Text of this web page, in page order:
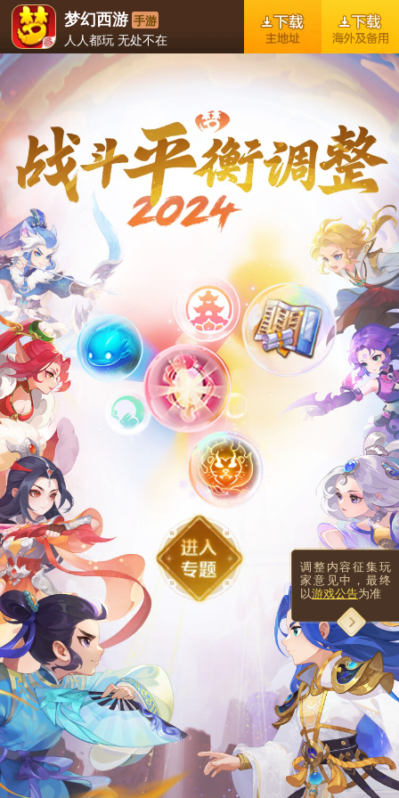
调整内容征集玩
家意见中，最终
以游戏公告为准
梦幻西游 手游
人人都玩 无处不在
门派调整 召唤灵调整 其他调整
封系 辅助系 物理系 法系
观心镜:
原效果：
封印敌方目标法术3回合。如果目标被封印后尝试使用
门派法术，会临时获得该门派法术
新效果：
封印敌方目标法术3回合。如果目标被封印后尝试使用
门派基础技能或经脉技能，会临时获得该技能。最多
同时获得2个技能
可获得经脉技能：光风霁月、五行之灵、波澜不惊、
洗其髓、返璞归真、舍身济世、无间狱、先祖庇佑、
和光同尘、上善若水、春秋钟
奇经八脉·聆心:
原镶嵌效果：
观心镜获得技能有15%概率立即释放一次，释放目标
如果是敌方单位则优先选择被偷取技能的目标
新镶嵌效果：
使用观心镜封印成功时自身有20%概率获得一片四色
花瓣